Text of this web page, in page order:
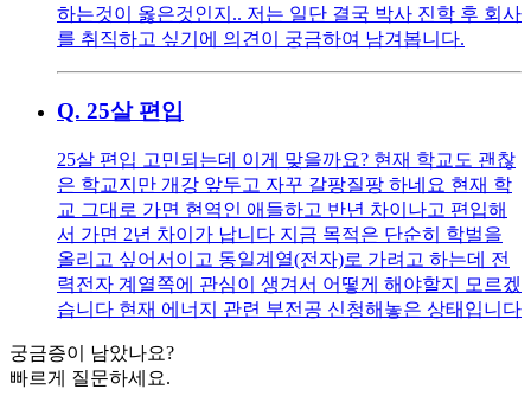
하는것이 옳은것인지.. 저는 일단 결국 박사 진학 후 회사
를 취직하고 싶기에 의견이 궁금하여 남겨봅니다.
Q. 25살 편입
25살 편입 고민되는데 이게 맞을까요? 현재 학교도 괜찮
은 학교지만 개강 앞두고 자꾸 갈팡질팡 하네요 현재 학
교 그대로 가면 현역인 애들하고 반년 차이나고 편입해
서 가면 2년 차이가 납니다 지금 목적은 단순히 학벌을
올리고 싶어서이고 동일계열(전자)로 가려고 하는데 전
력전자 계열쪽에 관심이 생겨서 어떻게 해야할지 모르겠
습니다 현재 에너지 관련 부전공 신청해놓은 상태입니다
궁금증이 남았나요?
빠르게 질문하세요.